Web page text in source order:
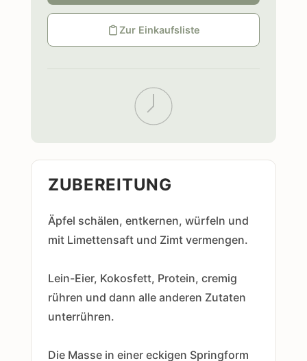
Zur Einkaufsliste
ZUBEREITUNG
Äpfel schälen, entkernen, würfeln und
mit Limettensaft und Zimt vermengen.
Lein-Eier, Kokosfett, Protein, cremig
rühren und dann alle anderen Zutaten
unterrühren.
Die Masse in einer eckigen Springform